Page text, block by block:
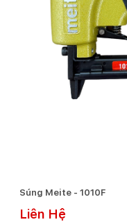
Súng Meite - 1010F
Liên Hệ